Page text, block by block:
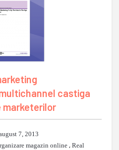
castiga
marketerilor
7, 2013
magazin online , Real